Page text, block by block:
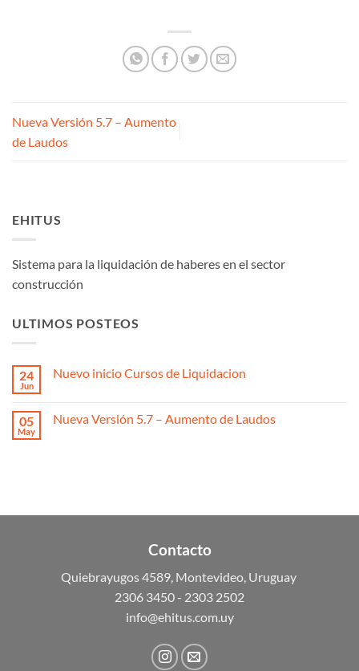
Nueva Versión 5.7 – Aumento
de Laudos
EHITUS
Sistema para la liquidación de haberes en el sector
construcción
ULTIMOS POSTEOS
24
Jun
Nuevo inicio Cursos de Liquidacion
05
May
Nueva Versión 5.7 – Aumento de Laudos
Contacto
Quiebrayugos 4589, Montevideo, Uruguay
2306 3450 - 2303 2502
info@ehitus.com.uy